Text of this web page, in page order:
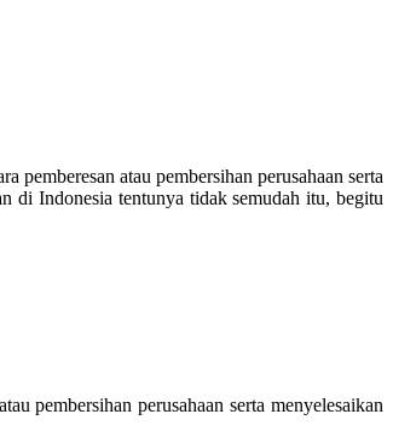
pemberesan atau pembersihan perusahaan serta
di Indonesia tentunya tidak semudah itu, begitu
pembersihan perusahaan serta menyelesaikan